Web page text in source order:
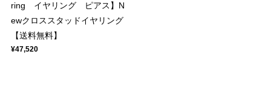
ring イヤリング ピアス】N
ewクロススタッドイヤリング
【送料無料】
¥47,520